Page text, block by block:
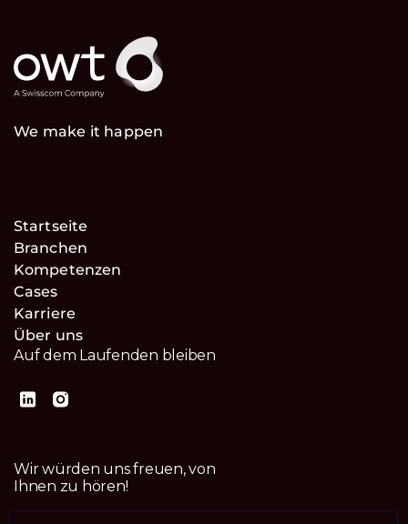
We make it happen
Startseite
Branchen
Kompetenzen
Cases
Karriere
Über uns
Auf dem Laufenden bleiben
Wir würden uns freuen, von
Ihnen zu hören!